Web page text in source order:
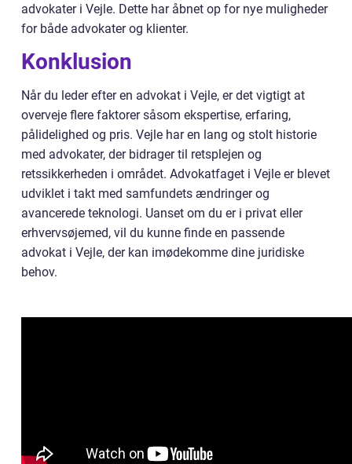
advokater i Vejle. Dette har åbnet op for nye muligheder
for både advokater og klienter.
Konklusion
Når du leder efter en advokat i Vejle, er det vigtigt at
overveje flere faktorer såsom ekspertise, erfaring,
pålidelighed og pris. Vejle har en lang og stolt historie
med advokater, der bidrager til retsplejen og
retssikkerheden i området. Advokatfaget i Vejle er blevet
udviklet i takt med samfundets ændringer og
avancerede teknologi. Uanset om du er i privat eller
erhvervsøjemed, vil du kunne finde en passende
advokat i Vejle, der kan imødekomme dine juridiske
behov.